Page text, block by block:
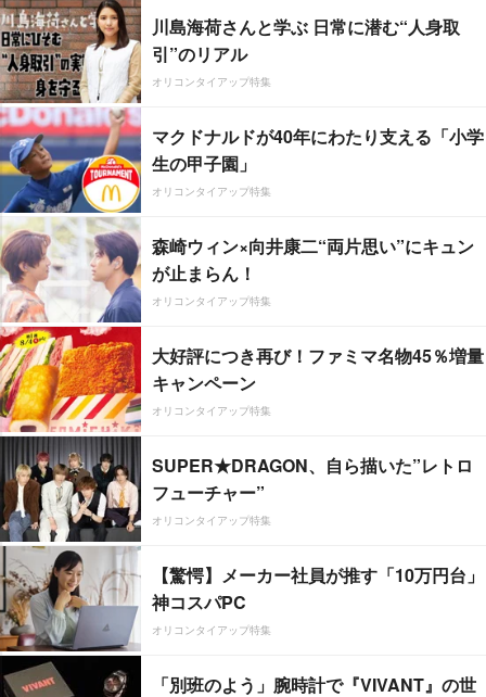
川島海荷さんと学ぶ 日常に潜む“人身取
引”のリアル
オリコンタイアップ特集
マクドナルドが40年にわたり支える「小学
生の甲子園」
オリコンタイアップ特集
森崎ウィン×向井康二“両片思い”にキュン
が止まらん！
オリコンタイアップ特集
大好評につき再び！ファミマ名物45％増量
キャンペーン
オリコンタイアップ特集
SUPER★DRAGON、自ら描いた”レトロ
フューチャー”
オリコンタイアップ特集
【驚愕】メーカー社員が推す「10万円台」
神コスパPC
オリコンタイアップ特集
「別班のよう」腕時計で『VIVANT』の世